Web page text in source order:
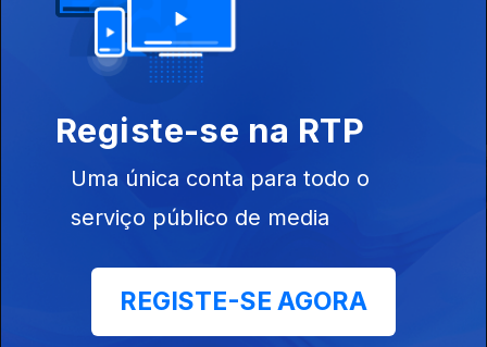
Este conteúdo faz parte de
Exclusivas RTP Play
Registe-se na RTP
Uma única conta para todo o
serviço público de media
REGISTE-SE AGORA